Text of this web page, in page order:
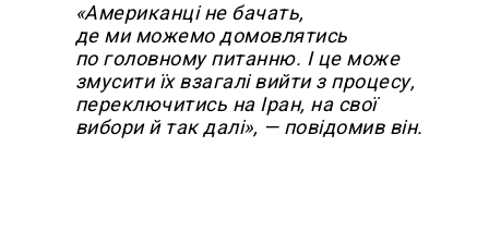
«Американці не бачать,
де ми можемо домовлятись
по головному питанню. І це може
змусити їх взагалі вийти з процесу,
переключитись на Іран, на свої
вибори й так далі», — повідомив він.